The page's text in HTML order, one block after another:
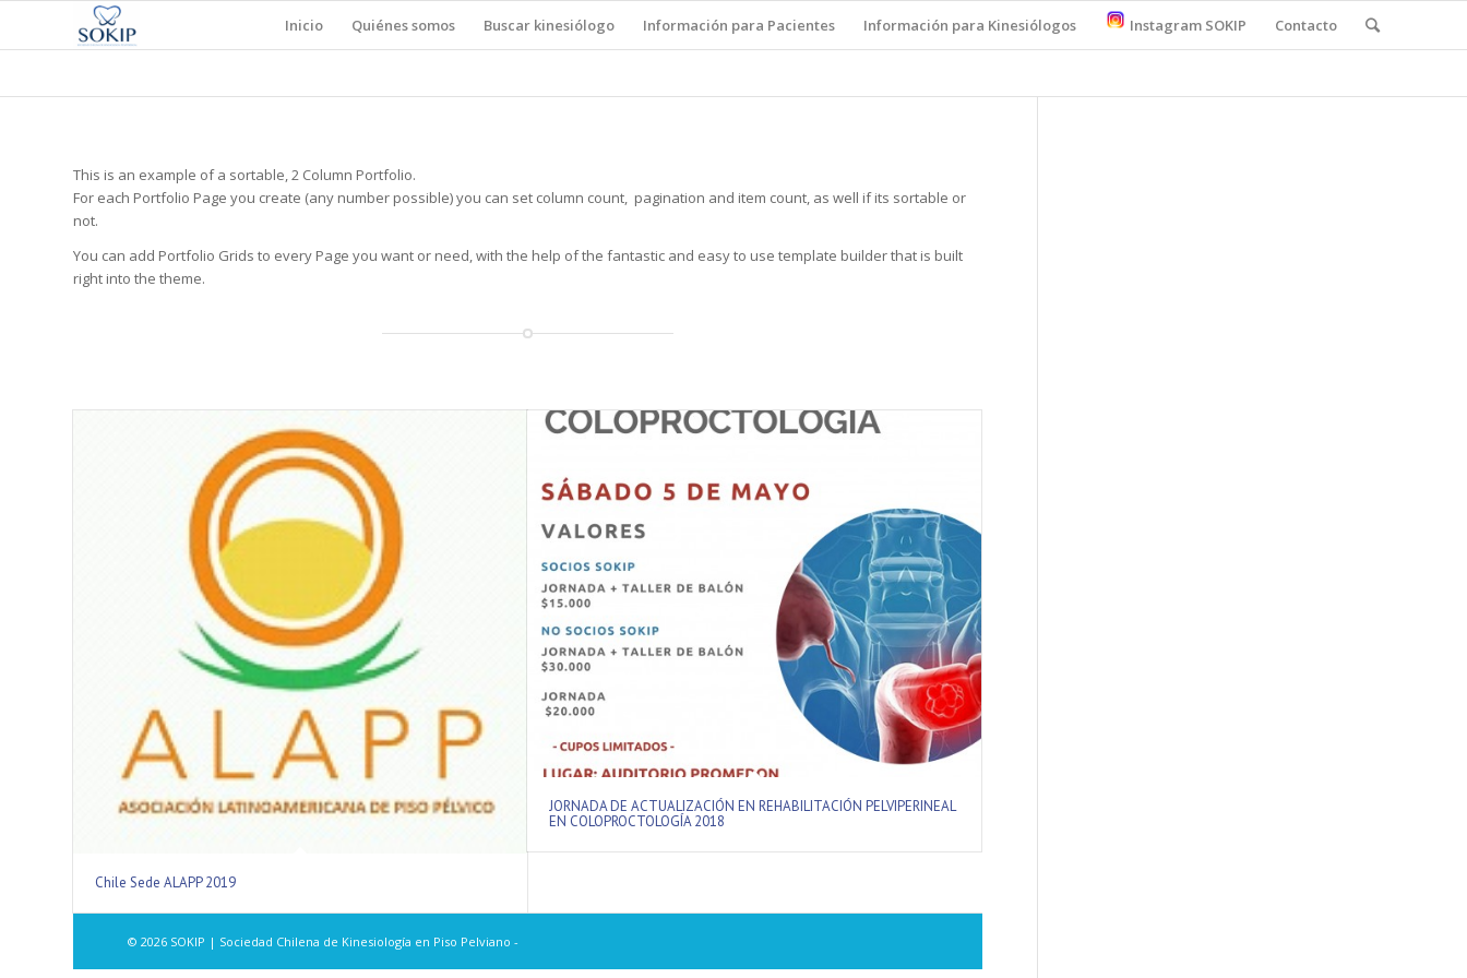
Inicio Quiénes somos Buscar kinesiólogo Información para Pacientes Información para Kinesiólogos Instagram SOKIP Contacto
This is an example of a sortable, 2 Column Portfolio.
For each Portfolio Page you create (any number possible) you can set column count, pagination and item count, as well if its sortable or
not.
You can add Portfolio Grids to every Page you want or need, with the help of the fantastic and easy to use template builder that is built
right into the theme.
Chile Sede ALAPP 2019
JORNADA DE ACTUALIZACIÓN EN REHABILITACIÓN PELVIPERINEAL
EN COLOPROCTOLOGÍA 2018
© 2026 SOKIP | Sociedad Chilena de Kinesiología en Piso Pelviano -